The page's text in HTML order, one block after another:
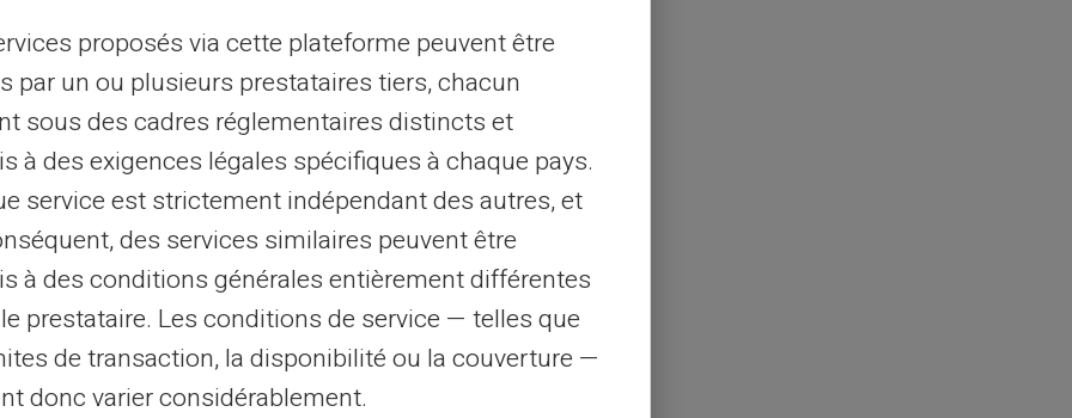
pour responsabiliser leurs
Ces cartes offrent une manière
à gérer de l’argent de poche ou à couvrir
permettent aux parents de limiter les
peut être suivie en temps réel,
des fonds.
proposés via cette plateforme peuvent être
par un ou plusieurs prestataires tiers, chacun
sous des cadres réglementaires distincts et
à des exigences légales spécifiques à chaque pays.
service est strictement indépendant des autres, et
des services similaires peuvent être
à des conditions générales entièrement différentes
prestataire. Les conditions de service — telles que
de transaction, la disponibilité ou la couverture —
donc varier considérablement.